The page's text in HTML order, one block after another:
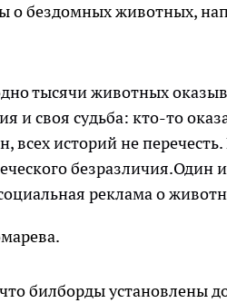
о бездомных животных,
тысячи животных
и своя судьба: кто-то
всех историй не
безразличия.Один
реклама о
билборды установлены